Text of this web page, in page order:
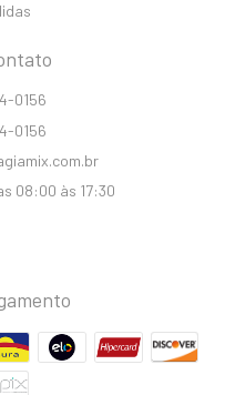
0156
0156
08:00 às 17:30